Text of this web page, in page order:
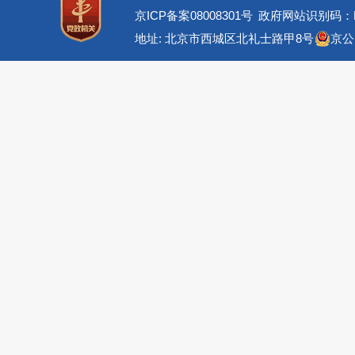
京ICP备案08008301号 政府网站识别码
地址: 北京市西城区北礼士路甲8号
京